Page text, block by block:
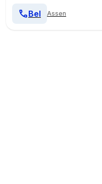
Assen
Bel